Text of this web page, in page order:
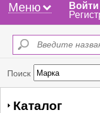
Меню
Поиск
Каталог